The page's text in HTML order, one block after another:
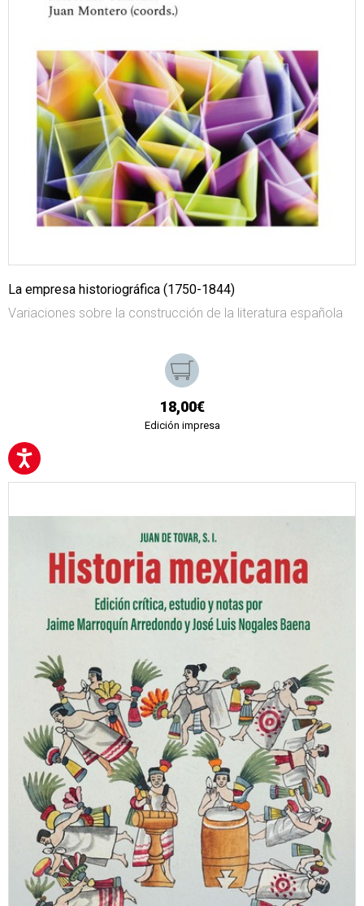
La empresa historiográfica (1750-1844)
Variaciones sobre la construcción de la literatura española
18,00€
Edición impresa